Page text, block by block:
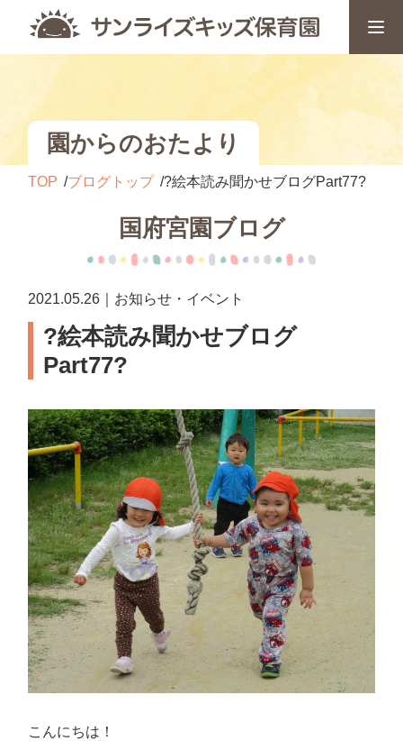
園からのおたより
TOP ブログトップ ?絵本読み聞かせブログPart77?
国府宮園ブログ
2021.05.26｜お知らせ・イベント
?絵本読み聞かせブログ
Part77?
こんにちは！